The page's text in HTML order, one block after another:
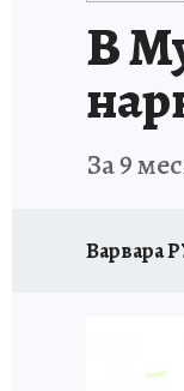
В
За 9
Варвара